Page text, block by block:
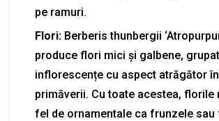
pe ramuri.
Flori: Berberis thunbergii
produce flori mici și galbene,
inflorescențe cu aspect atrăgător
primăverii. Cu toate acestea, florile
fel de ornamentale ca frunzele